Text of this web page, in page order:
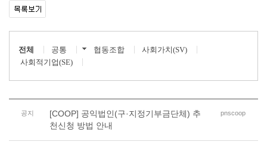
전체 공통 협동조합
사회가치(SV)
사회적기업(SE)
공지
[COOP] 공익법인(구·지정기부금단체) 추
천신청 방법 안내
pnscoop